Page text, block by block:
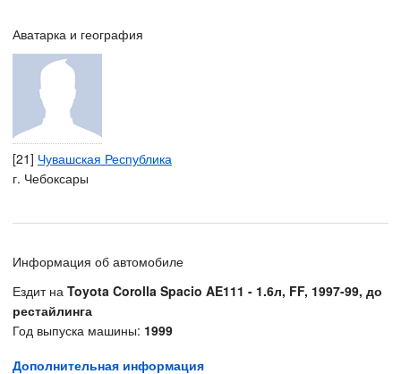
Аватарка и география
[21] Чувашская Республика
г. Чебоксары
Информация об автомобиле
Ездит на Toyota Corolla Spacio AE111 - 1.6л, FF, 1997-99, до
рестайлинга
Год выпуска машины: 1999
Дополнительная информация